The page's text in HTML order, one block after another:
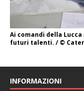
Ai comandi della
futuri talenti. / ©
INFORMAZIONI